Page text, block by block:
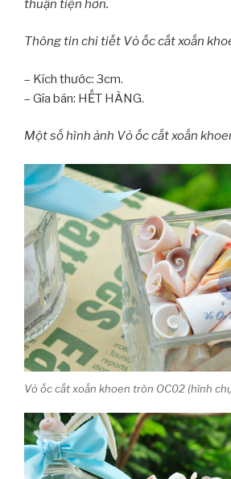
thuận tiện hơn.
Thông tin chi tiết Vỏ ốc cắt xoắn
– Kích thước: 3cm.
– Gía bán: HẾT HÀNG.
Một số hình ảnh Vỏ ốc cắt xoắn
Vỏ ốc cắt xoắn khoen tròn OC02 (hình